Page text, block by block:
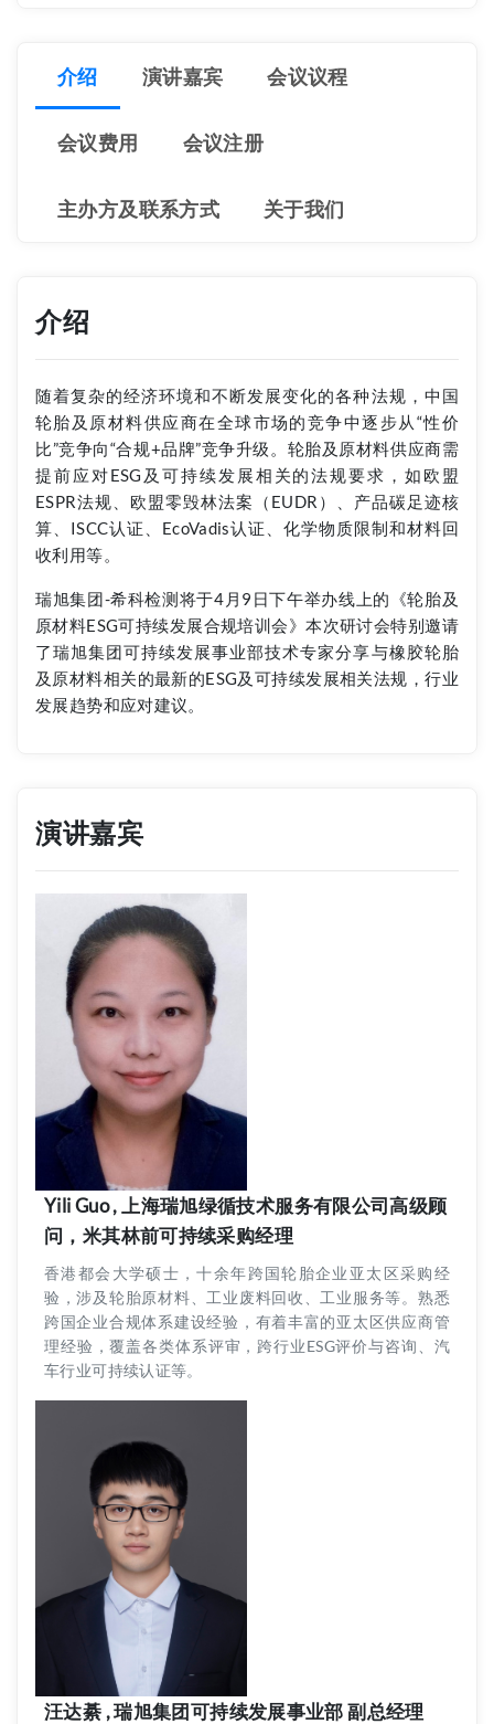
介绍 演讲嘉宾 会议议程
会议费用 会议注册
主办方及联系方式 关于我们
介绍
随着复杂的经济环境和不断发展变化的各种法规，中国
轮胎及原材料供应商在全球市场的竞争中逐步从“性价
比”竞争向“合规+品牌”竞争升级。轮胎及原材料供应商需
提前应对ESG及可持续发展相关的法规要求，如欧盟
ESPR法规、欧盟零毁林法案（EUDR）、产品碳足迹核
算、ISCC认证、EcoVadis认证、化学物质限制和材料回
收利用等。
瑞旭集团-希科检测将于4月9日下午举办线上的《轮胎及
原材料ESG可持续发展合规培训会》本次研讨会特别邀请
了瑞旭集团可持续发展事业部技术专家分享与橡胶轮胎
及原材料相关的最新的ESG及可持续发展相关法规，行业
发展趋势和应对建议。
演讲嘉宾
Yili Guo , 上海瑞旭绿循技术服务有限公司高级顾
问，米其林前可持续采购经理
香港都会大学硕士，十余年跨国轮胎企业亚太区采购经
验，涉及轮胎原材料、工业废料回收、工业服务等。熟悉
跨国企业合规体系建设经验，有着丰富的亚太区供应商管
理经验，覆盖各类体系评审，跨行业ESG评价与咨询、汽
车行业可持续认证等。
汪达綦 , 瑞旭集团可持续发展事业部 副总经理